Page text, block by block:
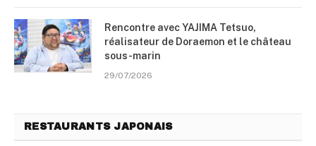
Rencontre avec YAJIMA Tetsuo,
réalisateur de Doraemon et le château
sous-marin
29/07/2026
RESTAURANTS JAPONAIS